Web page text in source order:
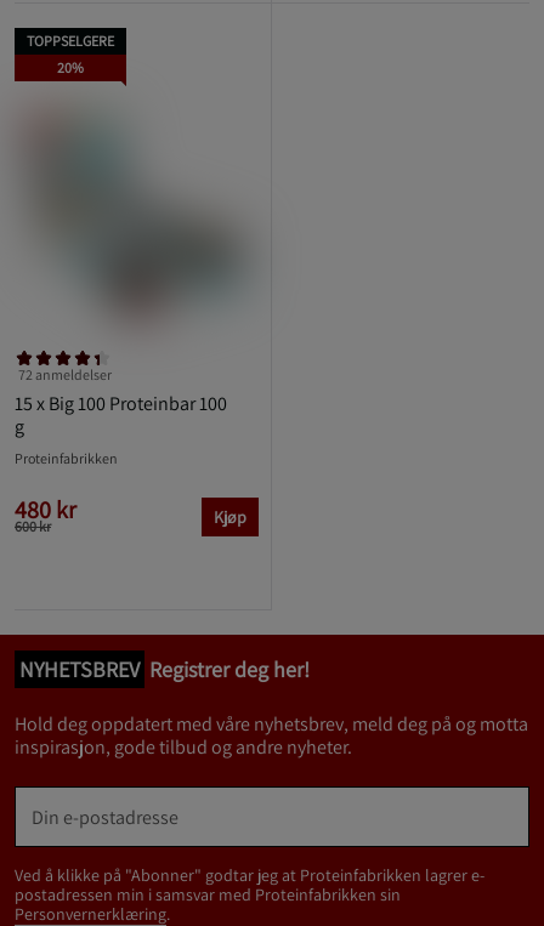
TOPPSELGERE
20%
15 x Big 100 Proteinbar 100
g
72 anmeldelser
Proteinfabrikken
480 kr
600 kr Kjøp
NYHETSBREV Registrer deg her!
Hold deg oppdatert med våre nyhetsbrev, meld deg på og motta
inspirasjon, gode tilbud og andre nyheter.
Ved å klikke på "Abonner" godtar jeg at Proteinfabrikken lagrer e-
postadressen min i samsvar med Proteinfabrikken sin
Personvernerklæring.